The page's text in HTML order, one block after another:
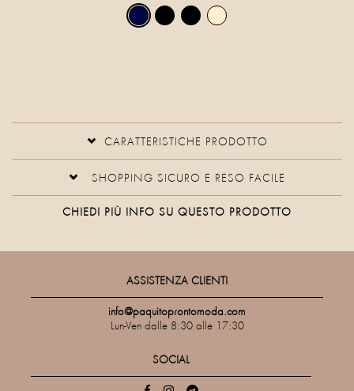
CARATTERISTICHE PRODOTTO
SHOPPING SICURO E RESO FACILE
CHIEDI PIÙ INFO SU QUESTO PRODOTTO
ASSISTENZA CLIENTI
info@paquitoprontomoda.com
Lun-Ven dalle 8:30 alle 17:30
SOCIAL